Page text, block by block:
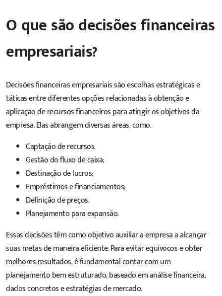
O que são decisões financeiras
empresariais?
Decisões financeiras empresariais são escolhas estratégicas e
táticas entre diferentes opções relacionadas à obtenção e
aplicação de recursos financeiros para atingir os objetivos da
empresa. Elas abrangem diversas áreas, como:
Captação de recursos;
Gestão do fluxo de caixa;
Destinação de lucros;
Empréstimos e financiamentos;
Definição de preços;
Planejamento para expansão.
Essas decisões têm como objetivo auxiliar a empresa a alcançar
suas metas de maneira eficiente. Para evitar equívocos e obter
melhores resultados, é fundamental contar com um
planejamento bem estruturado, baseado em análise financeira,
dados concretos e estratégias de mercado.